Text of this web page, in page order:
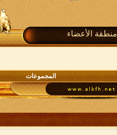
منطقة الأعضاء
المجموعات